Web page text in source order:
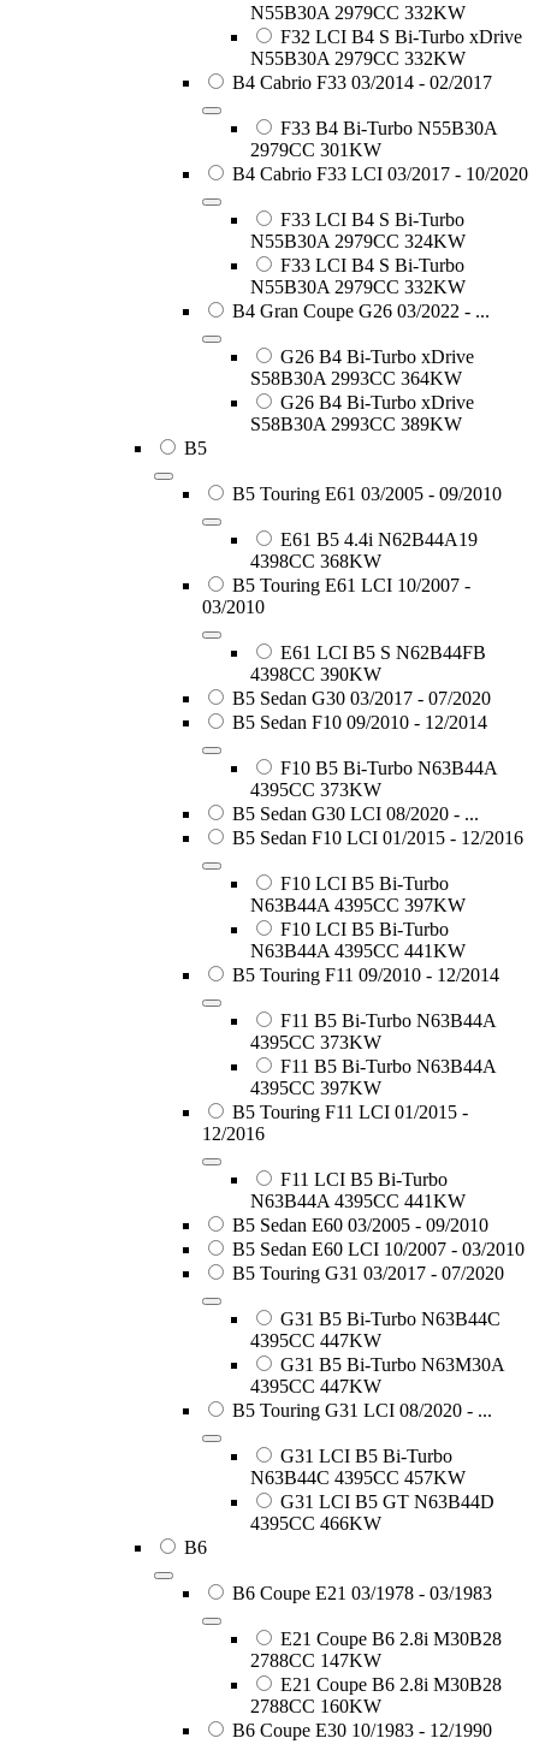
N55B30A 2979CC 332KW
F32 LCI B4 S Bi-Turbo xDrive
N55B30A 2979CC 332KW
B4 Cabrio F33 03/2014 - 02/2017
F33 B4 Bi-Turbo N55B30A
2979CC 301KW
B4 Cabrio F33 LCI 03/2017 - 10/2020
F33 LCI B4 S Bi-Turbo
N55B30A 2979CC 324KW
F33 LCI B4 S Bi-Turbo
N55B30A 2979CC 332KW
B4 Gran Coupe G26 03/2022 - ...
G26 B4 Bi-Turbo xDrive
S58B30A 2993CC 364KW
G26 B4 Bi-Turbo xDrive
S58B30A 2993CC 389KW
B5
B5 Touring E61 03/2005 - 09/2010
E61 B5 4.4i N62B44A19
4398CC 368KW
B5 Touring E61 LCI 10/2007 -
03/2010
E61 LCI B5 S N62B44FB
4398CC 390KW
B5 Sedan G30 03/2017 - 07/2020
B5 Sedan F10 09/2010 - 12/2014
F10 B5 Bi-Turbo N63B44A
4395CC 373KW
B5 Sedan G30 LCI 08/2020 - ...
B5 Sedan F10 LCI 01/2015 - 12/2016
F10 LCI B5 Bi-Turbo
N63B44A 4395CC 397KW
F10 LCI B5 Bi-Turbo
N63B44A 4395CC 441KW
B5 Touring F11 09/2010 - 12/2014
F11 B5 Bi-Turbo N63B44A
4395CC 373KW
F11 B5 Bi-Turbo N63B44A
4395CC 397KW
B5 Touring F11 LCI 01/2015 -
12/2016
F11 LCI B5 Bi-Turbo
N63B44A 4395CC 441KW
B5 Sedan E60 03/2005 - 09/2010
B5 Sedan E60 LCI 10/2007 - 03/2010
B5 Touring G31 03/2017 - 07/2020
G31 B5 Bi-Turbo N63B44C
4395CC 447KW
G31 B5 Bi-Turbo N63M30A
4395CC 447KW
B5 Touring G31 LCI 08/2020 - ...
G31 LCI B5 Bi-Turbo
N63B44C 4395CC 457KW
G31 LCI B5 GT N63B44D
4395CC 466KW
B6
B6 Coupe E21 03/1978 - 03/1983
E21 Coupe B6 2.8i M30B28
2788CC 147KW
E21 Coupe B6 2.8i M30B28
2788CC 160KW
B6 Coupe E30 10/1983 - 12/1990